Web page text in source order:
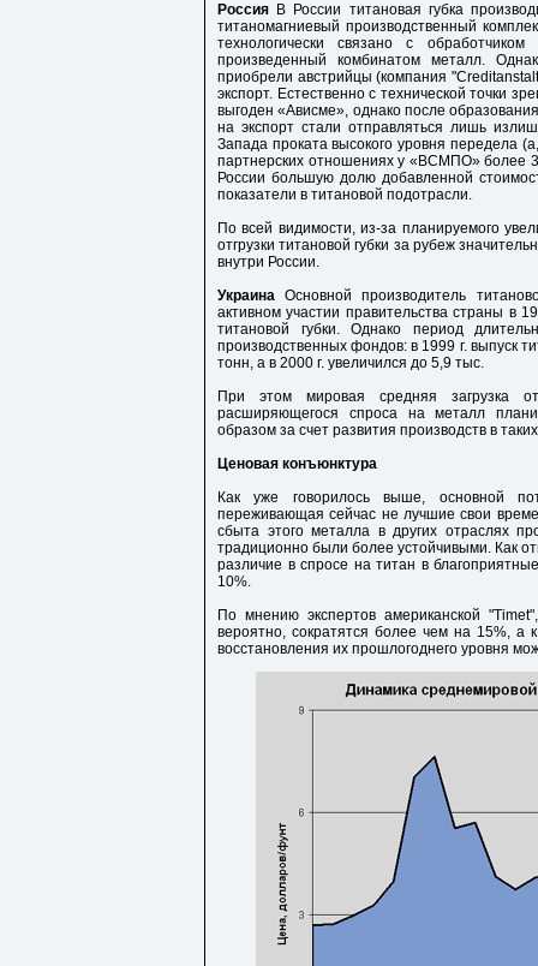
Россия В России титановая губка
титаномагниевый производственный
технологически связано с
произведенный комбинатом металл.
приобрели австрийцы (компания
экспорт. Естественно с технической точки
выгоден «Ависме», однако после
на экспорт стали отправляться лишь
Запада проката высокого уровня передела
партнерских отношениях у «ВСМПО» более
России большую долю добавленной
показатели в титановой подотрасли.
По всей видимости, из-за планируемого
отгрузки титановой губки за рубеж
внутри России.
Украина Основной производитель
активном участии правительства страны в
титановой губки. Однако период
производственных фондов: в 1999 г. выпуск
тонн, а в 2000 г. увеличился до 5,9 тыс.
При этом мировая средняя загрузка
расширяющегося спроса на металл
образом за счет развития производств в
Ценовая конъюнктура
Как уже говорилось выше, основной
переживающая сейчас не лучшие свои
сбыта этого металла в других отраслях
традиционно были более устойчивыми. Как
различие в спросе на титан в
10%.
По мнению экспертов американской
вероятно, сократятся более чем на 15%, а
восстановления их прошлогоднего уровня